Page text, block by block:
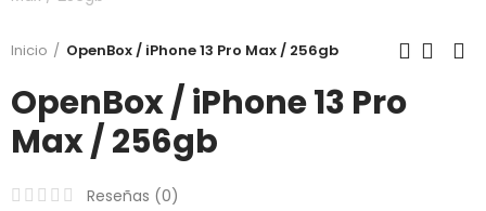
Inicio OpenBox / iPhone 13 Pro Max / 256gb
OpenBox / iPhone 13 Pro
Max / 256gb
Reseñas (0)